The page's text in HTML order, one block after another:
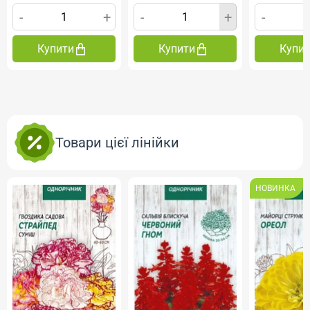
- +
Купити
- +
Купити
-
Товари цієї лінійки
НОВИНКА